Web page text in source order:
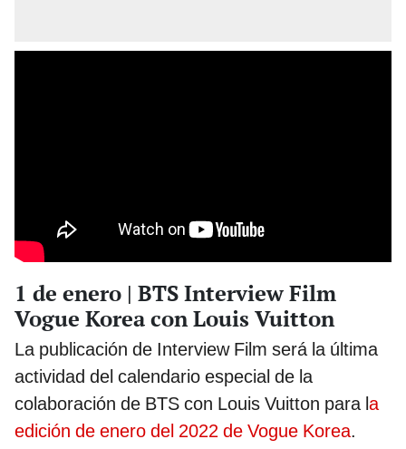
1 de enero | BTS Interview Film
Vogue Korea con Louis Vuitton
La publicación de Interview Film será la última
actividad del calendario especial de la
colaboración de BTS con Louis Vuitton para la
edición de enero del 2022 de Vogue Korea.